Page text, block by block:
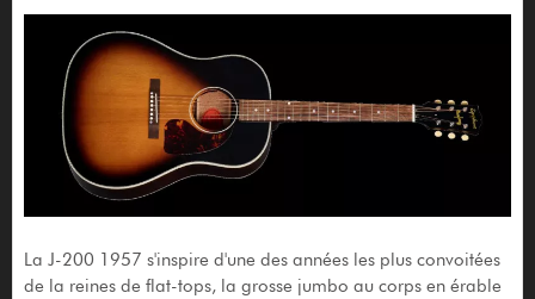
La J-200 1957 s'inspire d'une des années les plus convoitées
de la reines de flat-tops, la grosse jumbo au corps en érable